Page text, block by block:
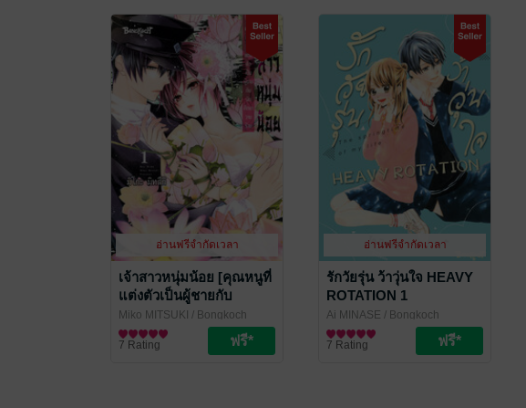
อ่านฟรีจำกัดเวลา
เจ้าสาวหนุ่มน้อย [คุณหนูที่
แต่งตัวเป็นผู้ชายกับ
นักศึกษาวายร้าย] 1
Miko MITSUKI / Bongkoch
Publishing
การ์ตูนผู้หญิง
7 Rating
อ่านฟรีจำกัดเวลา
รักวัยรุ่น ว้าวุ่นใจ HEAVY
ROTATION 1
Ai MINASE / Bongkoch
Publishing
การ์ตูนผู้หญิง
7 Rating